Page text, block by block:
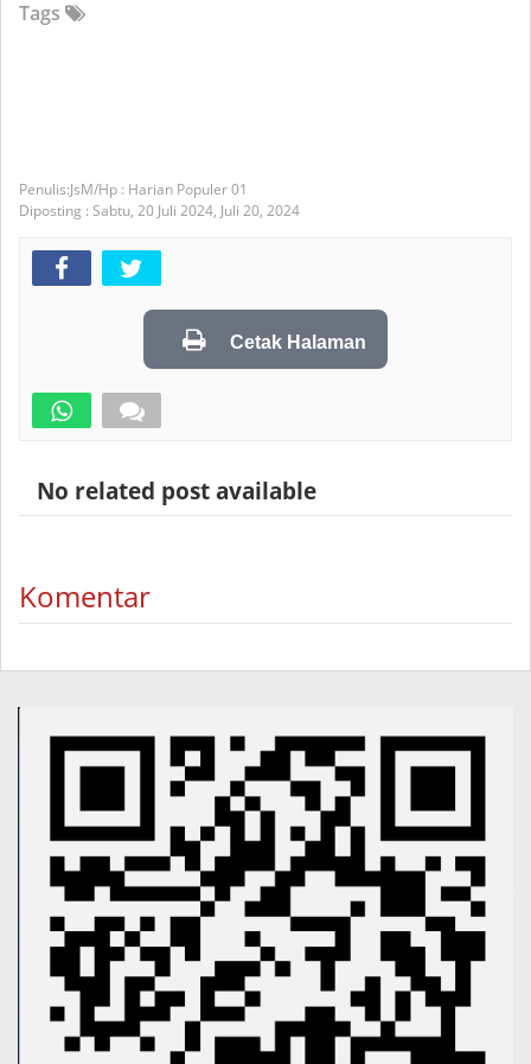
Tags
JsM/Hp : Harian Populer 01
Diposting : Sabtu, 20 Juli 2024, Juli 20, 2024
Cetak Halaman
No related post available
Komentar